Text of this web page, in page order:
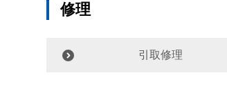
修理
引取修理